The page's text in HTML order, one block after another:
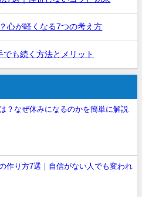
心が軽くなる7つの考え方
も続く方法とメリット
？なぜ休みになるのかを簡単に解説
作り方7選｜自信がない人でも変われ